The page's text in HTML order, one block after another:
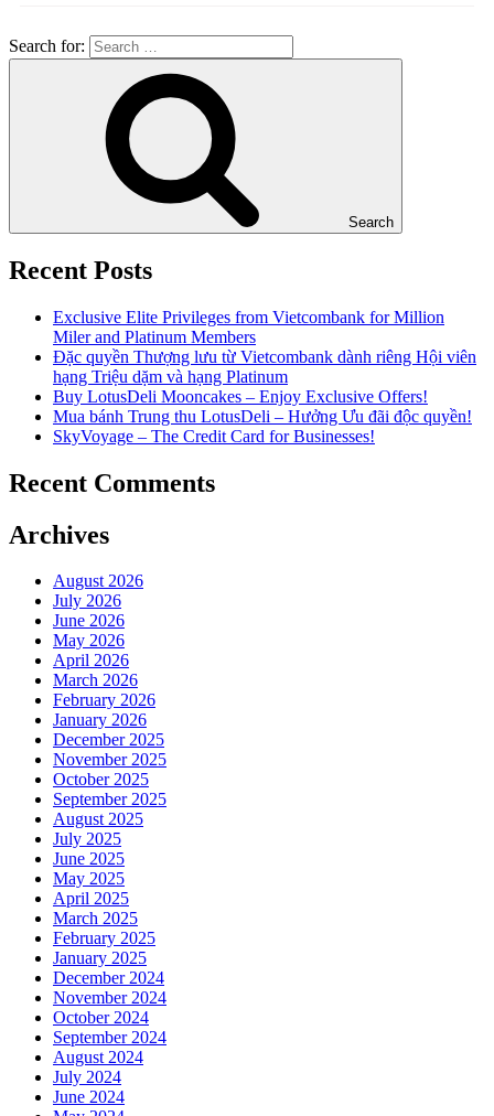
Search for:
Search
Recent Posts
Exclusive Elite Privileges from Vietcombank for Million
Miler and Platinum Members
Đặc quyền Thượng lưu từ Vietcombank dành riêng Hội viên
hạng Triệu dặm và hạng Platinum
Buy LotusDeli Mooncakes – Enjoy Exclusive Offers!
Mua bánh Trung thu LotusDeli – Hưởng Ưu đãi độc quyền!
SkyVoyage – The Credit Card for Businesses!
Recent Comments
Archives
August 2026
July 2026
June 2026
May 2026
April 2026
March 2026
February 2026
January 2026
December 2025
November 2025
October 2025
September 2025
August 2025
July 2025
June 2025
May 2025
April 2025
March 2025
February 2025
January 2025
December 2024
November 2024
October 2024
September 2024
August 2024
July 2024
June 2024